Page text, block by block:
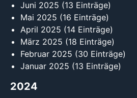
Juni 2025 (13 Einträge)
Mai 2025 (16 Einträge)
April 2025 (14 Einträge)
März 2025 (18 Einträge)
Februar 2025 (30 Einträge)
Januar 2025 (13 Einträge)
2024